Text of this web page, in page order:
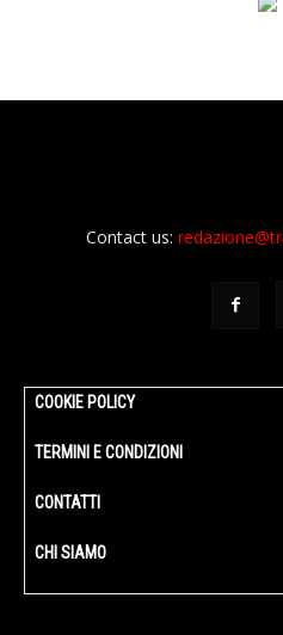
Contact us:
COOKIE POLICY
TERMINI E CONDIZIONI
CONTATTI
CHI SIAMO